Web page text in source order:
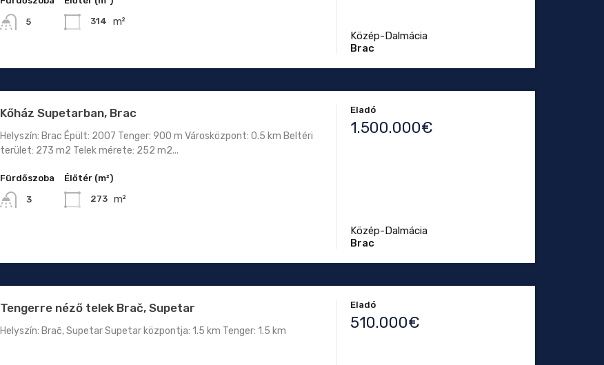
5 314 m²
Közép-Dalmácia
Brac
Kőház Supetarban, Brac
Helyszín: Brac Épült: 2007 Tenger: 900 m Városközpont: 0.5 km Beltéri
terület: 273 m2 Telek mérete: 252 m2...
Fürdőszoba
3
Élőtér (m²)
273 m²
Eladó
1.500.000€
Közép-Dalmácia
Brac
Tengerre néző telek Brač, Supetar
Helyszín: Brač, Supetar Supetar központja: 1.5 km Tenger: 1.5 km
Eladó
510.000€